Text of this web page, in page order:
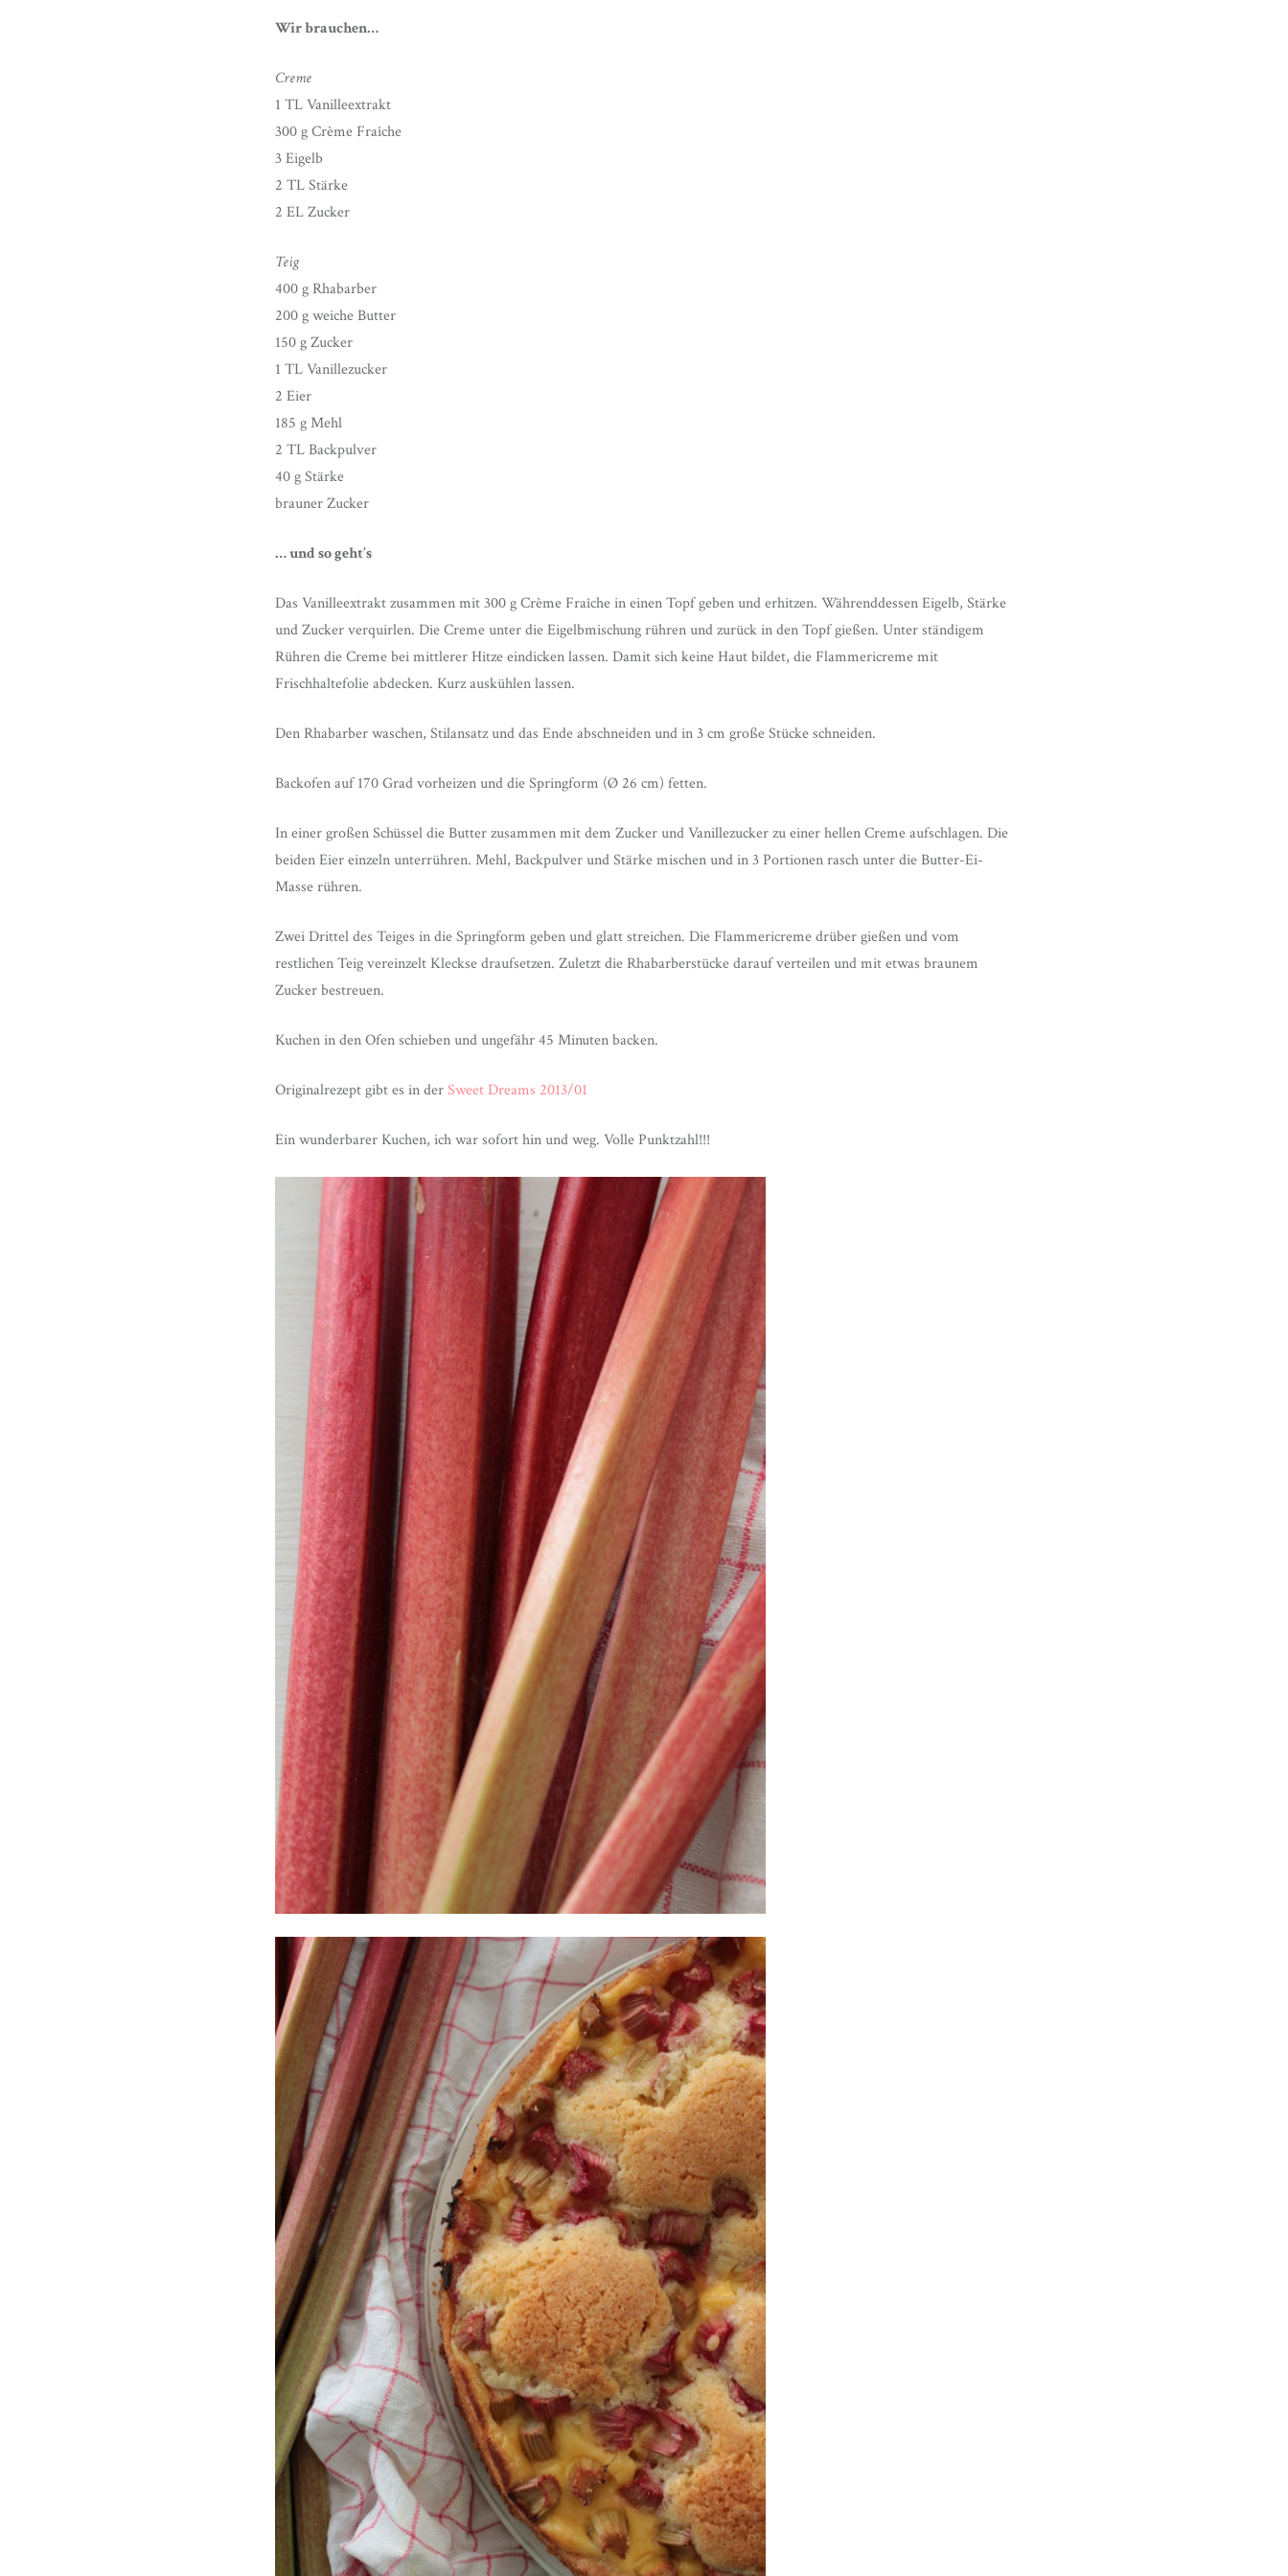
Wir brauchen…
Creme
1 TL Vanilleextrakt
300 g Crème Fraîche
3 Eigelb
2 TL Stärke
2 EL Zucker
Teig
400 g Rhabarber
200 g weiche Butter
150 g Zucker
1 TL Vanillezucker
2 Eier
185 g Mehl
2 TL Backpulver
40 g Stärke
brauner Zucker
… und so geht’s
Das Vanilleextrakt zusammen mit 300 g Crème Fraîche in einen Topf geben und erhitzen. Währenddessen Eigelb, Stärke
und Zucker verquirlen. Die Creme unter die Eigelbmischung rühren und zurück in den Topf gießen. Unter ständigem
Rühren die Creme bei mittlerer Hitze eindicken lassen. Damit sich keine Haut bildet, die Flammericreme mit
Frischhaltefolie abdecken. Kurz auskühlen lassen.
Den Rhabarber waschen, Stilansatz und das Ende abschneiden und in 3 cm große Stücke schneiden.
Backofen auf 170 Grad vorheizen und die Springform (Ø 26 cm) fetten.
In einer großen Schüssel die Butter zusammen mit dem Zucker und Vanillezucker zu einer hellen Creme aufschlagen. Die
beiden Eier einzeln unterrühren. Mehl, Backpulver und Stärke mischen und in 3 Portionen rasch unter die Butter-Ei-
Masse rühren.
Zwei Drittel des Teiges in die Springform geben und glatt streichen. Die Flammericreme drüber gießen und vom
restlichen Teig vereinzelt Kleckse draufsetzen. Zuletzt die Rhabarberstücke darauf verteilen und mit etwas braunem
Zucker bestreuen.
Kuchen in den Ofen schieben und ungefähr 45 Minuten backen.
Originalrezept gibt es in derSweet Dreams 2013/01
Ein wunderbarer Kuchen, ich war sofort hin und weg. Volle Punktzahl!!!